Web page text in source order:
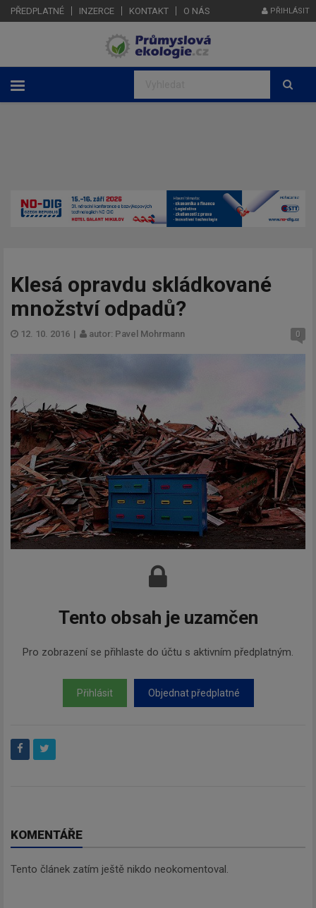
PŘEDPLATNÉ INZERCE KONTAKT O NÁS PŘIHLÁSIT
Klesá opravdu skládkované
množství odpadů?
12. 10. 2016 | autor: Pavel Mohrmann 0
Tento obsah je uzamčen
Pro zobrazení se přihlaste do účtu s aktivním předplatným.
Přihlásit Objednat předplatné
KOMENTÁŘE
Tento článek zatím ještě nikdo neokomentoval.